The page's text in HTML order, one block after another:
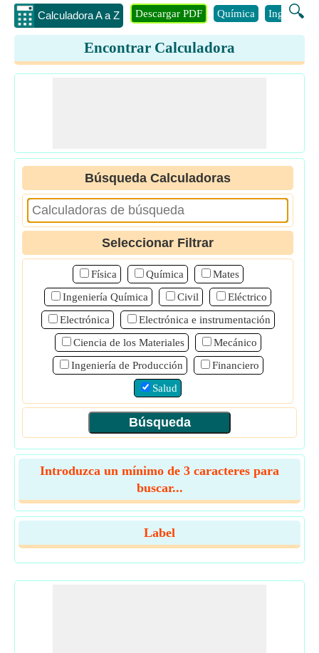
Calculadora A a Z 🔍
Descargar PDF Química Ingenieria
Encontrar Calculadora
Búsqueda Calculadoras
Seleccionar Filtrar
Física Química
Mates
Ingeniería Química
Civil
Eléctrico
Electrónica
Electrónica e instrumentación
Ciencia de los Materiales
Mecánico
Ingeniería de Producción
Financiero
Salud
Introduzca un mínimo de 3 caracteres para
buscar...
Label